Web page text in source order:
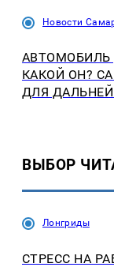
Новости
АВТОМОБИЛЬ
КАКОЙ ОН?
ДЛЯ
ВЫБОР
Лонгриды
СТРЕСС НА